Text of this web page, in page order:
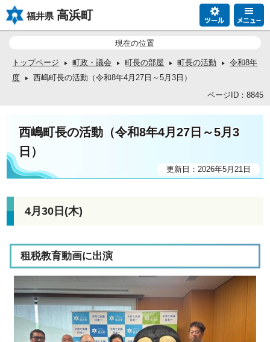
福井県 高浜町
現在の位置
トップページ 町政・議会 町長の部屋 町長の活動
令和8年
度
西嶋町長の活動（令和8年4月27日～5月3日）
ページID：8845
西嶋町長の活動（令和8年4月27日～5月3
日）
更新日：2026年5月21日
4月30日(木)
租税教育動画に出演